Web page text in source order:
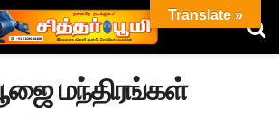
மந்திரங்கள்
Translate »